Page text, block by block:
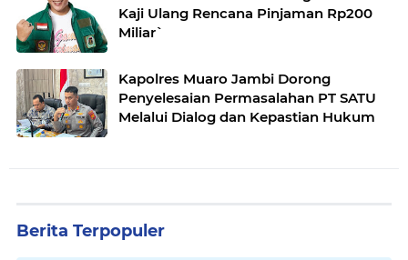
Kaji Ulang Rencana Pinjaman Rp200
Miliar`
Kapolres Muaro Jambi Dorong
Penyelesaian Permasalahan PT SATU
Melalui Dialog dan Kepastian Hukum
Berita Terpopuler